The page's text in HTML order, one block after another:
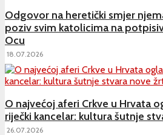
Odgovor na heretički smjer
poziv svim katolicima na
Ocu
18.07.2026
O najvećoj aferi Crkve u Hrvata
riječki kancelar: kultura šutnje
26.07.2026